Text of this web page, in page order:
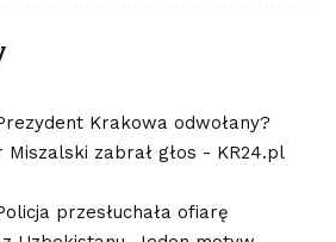
Krakowa odwołany?
Miszalski zabrał głos - KR24.pl
przesłuchała ofiarę